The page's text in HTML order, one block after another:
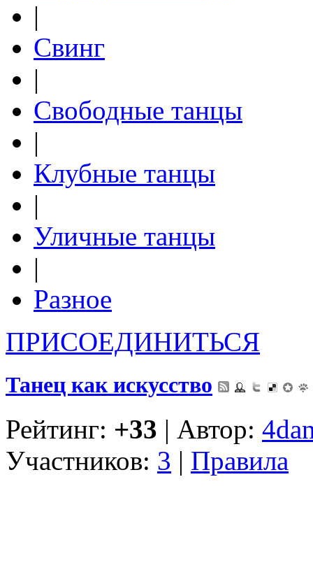
|
Свинг
|
Свободные танцы
|
Клубные танцы
|
Уличные танцы
|
Разное
ПРИСОЕДИНИТЬСЯ
Танец как искусство
Рейтинг: +33 | Автор:
Участников: 3 | Правила